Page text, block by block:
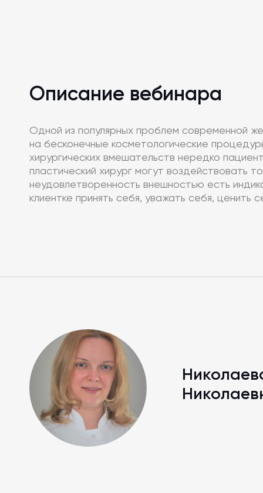
Описание вебинара
Одной из популярных проблем современной
на бесконечные косметологические
хирургических вмешательств нередко
пластический хирург могут воздействовать
неудовлетворенность внешностью есть
клиентке принять себя, уважать себя,